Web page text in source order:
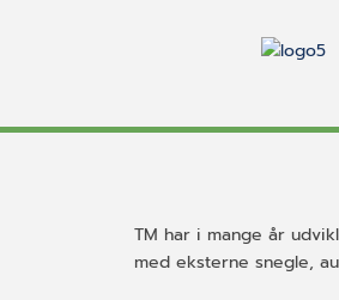
TM har i mange år
med eksterne snegle,